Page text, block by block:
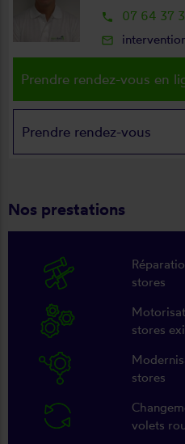
local_phone 07 64 37
mail_outline
Prendre rendez-vous en
Prendre rendez-vous
Nos prestations
stores
stores
stores
volets